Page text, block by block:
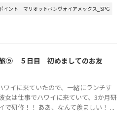
イント
マリオットボンヴォイアメックス_SPG
旅⑨ ５日目 初めましてのお友
ワイに来ていたので、一緒にランチす
女は仕事でハワイに来ていて、3か月研
で研修！！ ああ、なんて羨ましい！ ...